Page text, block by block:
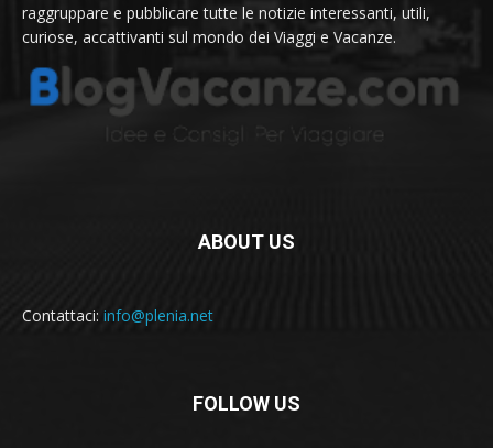
raggruppare e pubblicare tutte le notizie interessanti, utili,
curiose, accattivanti sul mondo dei Viaggi e Vacanze.
ABOUT US
Contattaci: info@plenia.net
FOLLOW US